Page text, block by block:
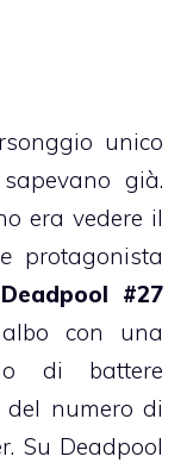
unico
già.
era vedere il
protagonista
Deadpool #27
con una
di battere
numero di
Su Deadpool